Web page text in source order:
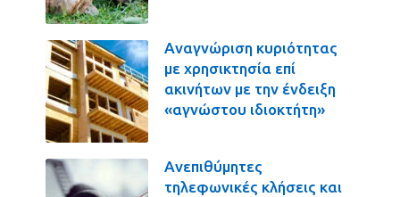
Αναγνώριση κυριότητας
με χρησικτησία επί
ακινήτων με την ένδειξη
«αγνώστου ιδιοκτήτη»
Ανεπιθύμητες
τηλεφωνικές κλήσεις και